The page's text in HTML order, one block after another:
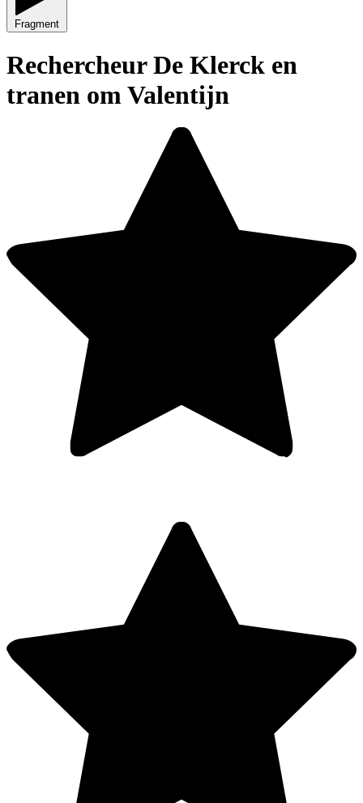
Fragment
Rechercheur De Klerck en
tranen om Valentijn